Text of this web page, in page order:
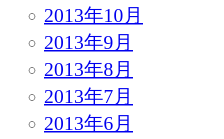
2013年10月
2013年9月
2013年8月
2013年7月
2013年6月